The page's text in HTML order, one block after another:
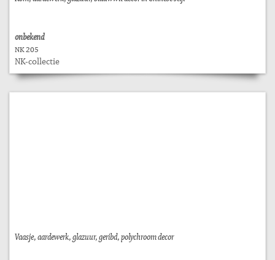
onbekend
NK 205
NK-collectie
Vaasje, aardewerk, glazuur, geribd, polychroom decor